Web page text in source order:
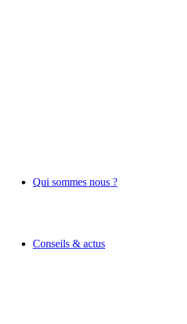
Qui sommes nous ?
Conseils & actus